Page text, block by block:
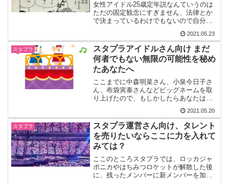
女性アイドル25歳定年説なんていうのは
ただの固定観念にすぎません、法律とか
で決まっているわけでもないので自分の
Perfume や Negicco はオーバー30です
し、ももクロも（2021年6月11日以降
は）全員が25歳以上ですよね。
2021.05.23
スタプラ
スタプラアイドルさん向け まだ
何者でもない無限の可能性を秘め
たあなたへ
ここまでに中森明菜さん、小泉今日子さ
ん、布袋寅泰さんなどビッグネームを取
り上げたので、もしかしたらあなたはビ
んて全然すごくない、私はそんな人たち
のようにはなれない、もしそう思ってし
まったとしたら、今すぐその考えは捨て
てください。
2021.05.20
スタプラ
スタプラ運営さん向け、タレント
を売りたいならここに力を入れて
みては？
ここのところスタプラでは、ロッカジャ
ポニカやはちみつロケットが解散した後
に、残ったメンバーに新メンバーを加え